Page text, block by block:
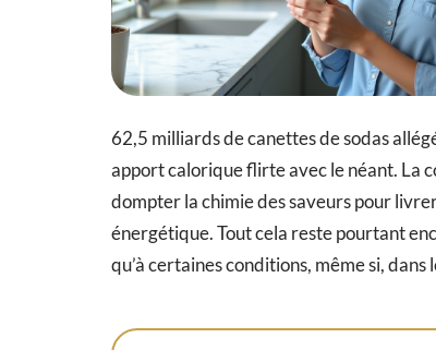
62,5 milliards de canettes de sodas
apport calorique flirte avec le néant. La
dompter la chimie des saveurs pour
énergétique. Tout cela reste pourtant
qu’à certaines conditions, même si,